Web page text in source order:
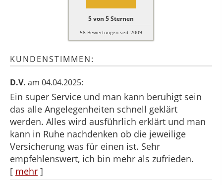
5von 5Sternen
58 Bewertungen seit 2009
KUNDENSTIMMEN:
D.V. am 04.04.2025:
Ein super Service und man kann beruhigt sein
das alle Angelegenheiten schnell geklärt
werden. Alles wird ausführlich erklärt und man
kann in Ruhe nachdenken ob die jeweilige
Versicherung was für einen ist. Sehr
empfehlenswert, ich bin mehr als zufrieden.
[ mehr ]